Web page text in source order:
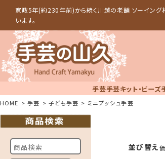
寛政5年(約230年前)から続く川越の老舗 ソーイング
います。
手芸手芸キット・ビーズ
HOME 手芸 子ども手芸 ミニプッシュ手芸
並び替え